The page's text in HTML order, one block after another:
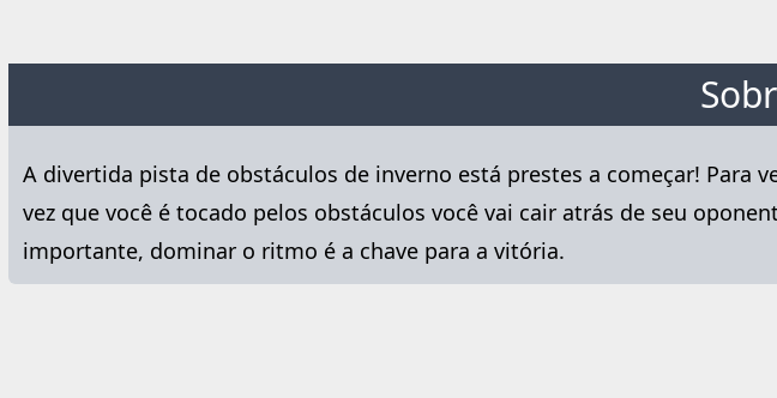
A divertida pista de obstáculos de inverno está prestes a começar!
vez que você é tocado pelos obstáculos você vai cair atrás de seu
importante, dominar o ritmo é a chave para a vitória.